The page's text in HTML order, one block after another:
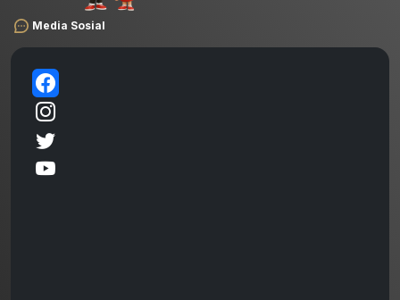
Media Sosial